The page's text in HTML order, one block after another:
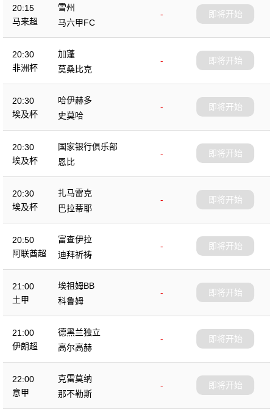
20:15
马来超
雪州
-
马六甲FC
即将开始
20:30
非洲杯
加蓬
-
莫桑比克
即将开始
20:30
埃及杯
哈伊赫多
-
史莫哈
即将开始
20:30
埃及杯
国家银行俱乐部
-
恩比
即将开始
20:30
埃及杯
扎马雷克
-
巴拉蒂耶
即将开始
20:50
阿联酋超
富查伊拉
-
迪拜祈祷
即将开始
21:00
土甲
埃祖姆BB
-
科鲁姆
即将开始
21:00
伊朗超
德黑兰独立
-
高尔高赫
即将开始
22:00
意甲
克雷莫纳
-
那不勒斯
即将开始